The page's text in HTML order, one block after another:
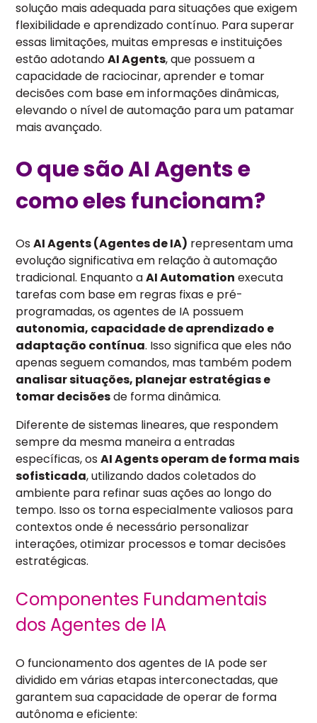
solução mais adequada para situações que exigem
flexibilidade e aprendizado contínuo. Para superar
essas limitações, muitas empresas e instituições
estão adotandoAI Agents, que possuem a
capacidade de raciocinar, aprender e tomar
decisões com base em informações dinâmicas,
elevando o nível de automação para um patamar
mais avançado.
O que são AI Agents e
como eles funcionam?
OsAI Agents (Agentes de IA) representam uma
evolução significativa em relação à automação
tradicional. Enquanto aAI Automation executa
tarefas com base em regras fixas e pré-
programadas, os agentes de IA possuem
autonomia, capacidade de aprendizado e
adaptação contínua. Isso significa que eles não
apenas seguem comandos, mas também podem
analisar situações, planejar estratégias e
tomar decisõesde forma dinâmica.
Diferente de sistemas lineares, que respondem
sempre da mesma maneira a entradas
específicas, osAI Agents operam de forma mais
sofisticada, utilizando dados coletados do
ambiente para refinar suas ações ao longo do
tempo. Isso os torna especialmente valiosos para
contextos onde é necessário personalizar
interações, otimizar processos e tomar decisões
estratégicas.
Componentes Fundamentais
dos Agentes de IA
O funcionamento dos agentes de IA pode ser
dividido em várias etapas interconectadas, que
garantem sua capacidade de operar de forma
autônoma e eficiente: